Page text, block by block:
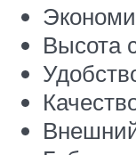
Высота